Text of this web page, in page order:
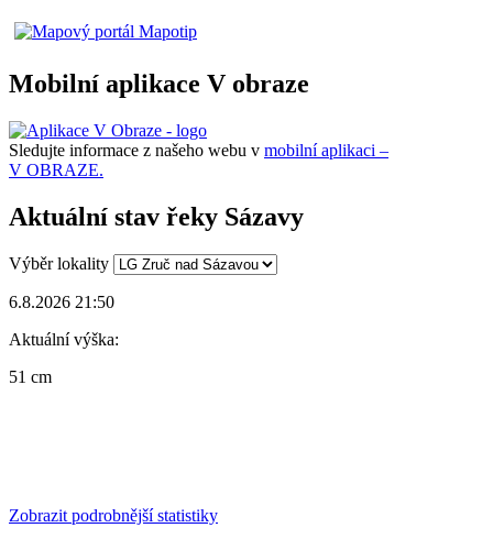
Mobilní aplikace V obraze
Sledujte informace z našeho webu v mobilní aplikaci –
V OBRAZE.
Aktuální stav řeky Sázavy
Výběr lokality
6.8.2026 21:50
Aktuální výška:
51 cm
Zobrazit podrobnější statistiky